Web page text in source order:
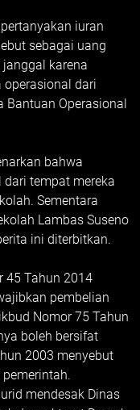
iuran
sebagai uang
karena
operasional dari
Bantuan Operasional
bahwa
tempat mereka
Sementara
Lambas Suseno
ini diterbitkan.
45 Tahun 2014
pembelian
Nomor 75 Tahun
boleh bersifat
2003 menyebut
mendesak Dinas